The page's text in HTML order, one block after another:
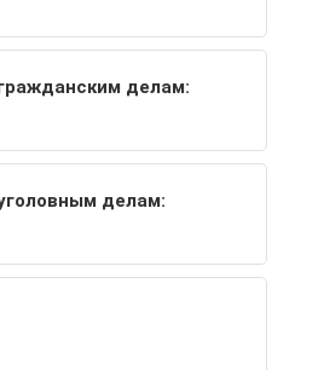
делам:
делам: